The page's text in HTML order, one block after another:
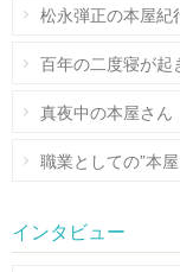
松永弾正の本屋紀
百年の二度寝が起
真夜中の本屋さん
職業としての”本
インタビュー